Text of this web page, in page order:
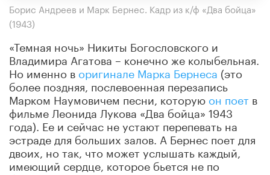
Борис Андреев и Марк Бернес. Кадр из к/ф «Два бойца»
(1943)
«Темная ночь» Никиты Богословского и
Владимира Агатова – конечно же колыбельная.
Но именно в оригинале Марка Бернеса (это
более поздняя, послевоенная перезапись
Марком Наумовичем песни, которую он поет в
фильме Леонида Лукова «Два бойца» 1943
года). Ее и сейчас не устают перепевать на
эстраде для больших залов. А Бернес поет для
двоих, но так, что может услышать каждый,
имеющий сердце, которое бьется не по